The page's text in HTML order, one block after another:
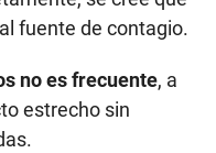
fuente de contagio.
no es frecuente, a
estrecho sin